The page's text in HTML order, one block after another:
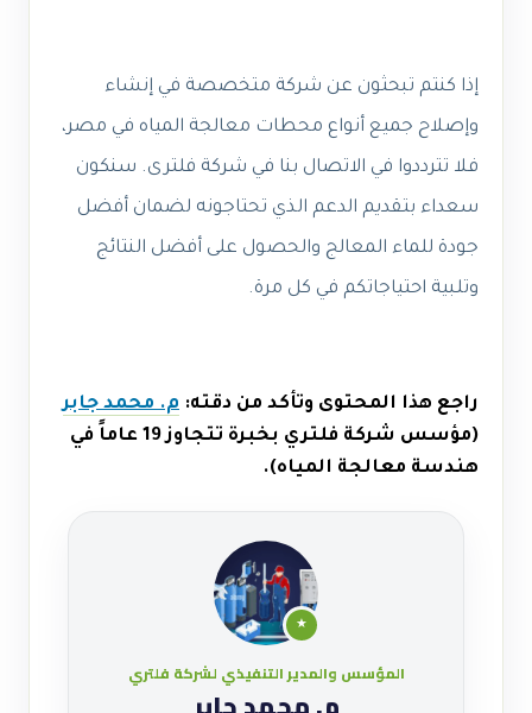
إذا كنتم تبحثون عن شركة متخصصة في إنشاء
وإصلاح جميع أنواع محطات معالجة المياه في مصر،
فلا تترددوا في الاتصال بنا في شركة فلترى. سنكون
سعداء بتقديم الدعم الذي تحتاجونه لضمان أفضل
جودة للماء المعالج والحصول على أفضل النتائج
وتلبية احتياجاتكم في كل مرة.
راجع هذا المحتوى وتأكد من دقته: م. محمد جابر
(مؤسس شركة فلتري بخبرة تتجاوز 19 عاماً في
هندسة معالجة المياه).
★
المؤسس والمدير التنفيذي لشركة فلتري